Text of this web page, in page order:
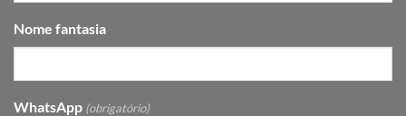
Nome fantasia
WhatsApp (obrigatório)